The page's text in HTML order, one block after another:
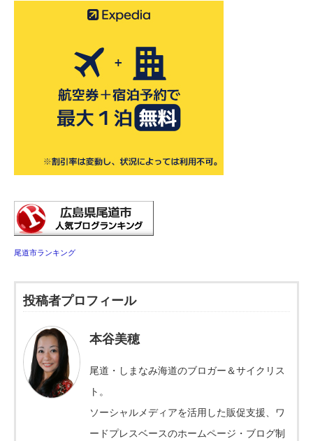
尾道市ランキング
投稿者プロフィール
本谷美穂
尾道・しまなみ海道のブロガー＆サイクリス
ト。
ソーシャルメディアを活用した販促支援、ワ
ードプレスベースのホームページ・ブログ制